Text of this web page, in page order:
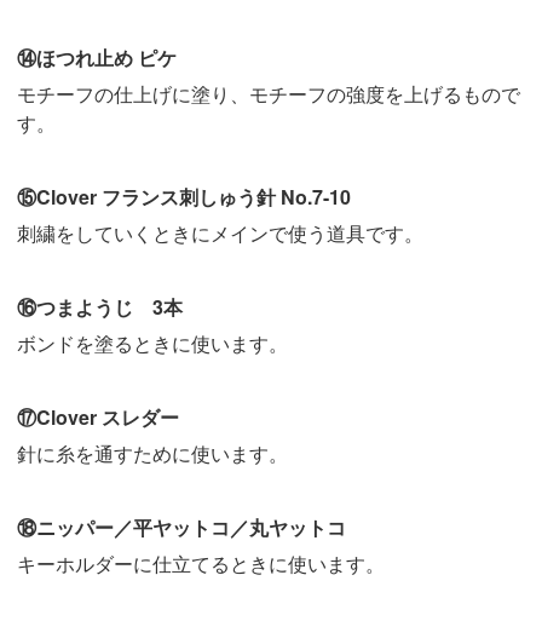
⑭ほつれ止め ピケ
モチーフの仕上げに塗り、モチーフの強度を上げるもので
す。
⑮Clover フランス刺しゅう針 No.7-10
刺繍をしていくときにメインで使う道具です。
⑯つまようじ 3本
ボンドを塗るときに使います。
⑰Clover スレダー
針に糸を通すために使います。
⑱ニッパー／平ヤットコ／丸ヤットコ
キーホルダーに仕立てるときに使います。